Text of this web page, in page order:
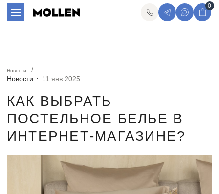
0
Новости
Новости 11 янв 2025
КАК ВЫБРАТЬ
ПОСТЕЛЬНОЕ БЕЛЬЕ В
ИНТЕРНЕТ-МАГАЗИНЕ?